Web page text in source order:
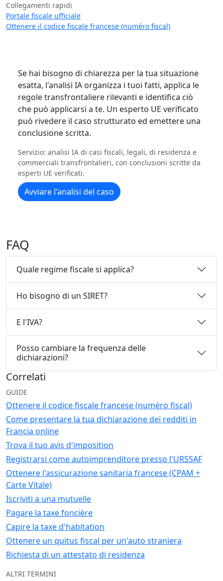
Collegamenti rapidi
Portale fiscale ufficiale
Ottenere il codice fiscale francese (numéro fiscal)
Se hai bisogno di chiarezza per la tua situazione
esatta, l'analisi IA organizza i tuoi fatti, applica le
regole transfrontaliere rilevanti e identifica ciò
che può applicarsi a te. Un esperto UE verificato
può rivedere il caso strutturato ed emettere una
conclusione scritta.
Servizio: analisi IA di casi fiscali, legali, di residenza e
commerciali transfrontalieri, con conclusioni scritte da
esperti UE verificati.
Avviare l'analisi del caso
FAQ
Quale regime fiscale si applica?
Ho bisogno di un SIRET?
E l'IVA?
Posso cambiare la frequenza delle
dichiarazioni?
Correlati
GUIDE
Ottenere il codice fiscale francese (numéro fiscal)
Come presentare la tua dichiarazione dei redditi in
Francia online
Trova il tuo avis d'imposition
Registrarsi come autoimprenditore presso l'URSSAF
Ottenere l'assicurazione sanitaria francese (CPAM +
Carte Vitale)
Iscriviti a una mutuelle
Pagare la taxe foncière
Capire la taxe d'habitation
Ottenere un quitus fiscal per un'auto straniera
Richiesta di un attestato di residenza
ALTRI TERMINI